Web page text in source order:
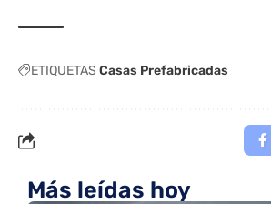
ETIQUETAS Casas Prefabricadas
Más leídas hoy